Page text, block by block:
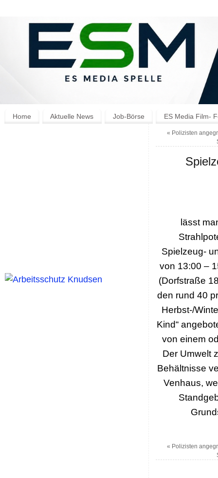
Home Aktuelle News Job-Börse ES Media Film-
« Polizisten
lässt
Spielzeug-
von 13:00 –
(Dorfstraße
den rund 40
Herbst-/
Kind“
von einem
Der Umwelt
Behältnisse
Venhaus,
« Polizisten